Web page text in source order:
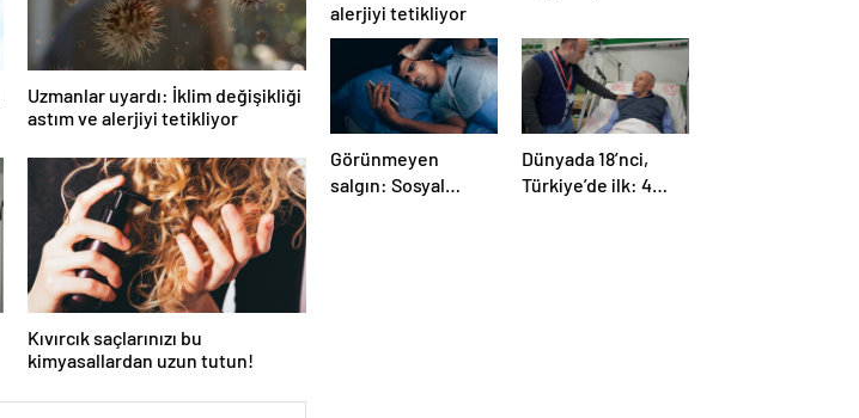
Uzmanlar uyardı: İklim değişikliği
astım ve alerjiyi tetikliyor
Kıvırcık saçlarınızı bu
kimyasallardan uzun tutun!
alerjiyi tetikliyor
Görünmeyen
salgın: Sosyal
Dünyada 18’nci,
Türkiye’de ilk: 4